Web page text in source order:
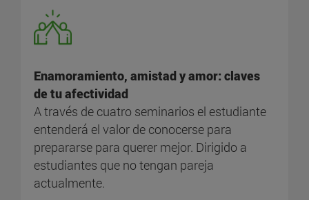
Enamoramiento, amistad y amor: claves
de tu afectividad
A través de cuatro seminarios el estudiante
entenderá el valor de conocerse para
prepararse para querer mejor. Dirigido a
estudiantes que no tengan pareja
actualmente.